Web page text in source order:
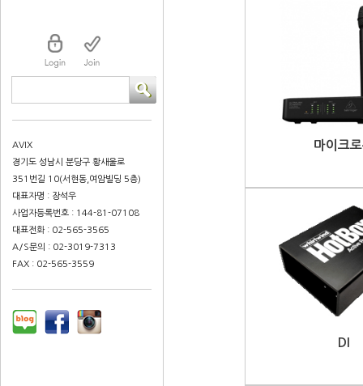
AVIX
경기도 성남시 분당구 황새울로
351번길 10(서현동,여암빌딩 5층)
대표자명 : 장석우
사업자등록번호 : 144-81-07108
대표전화 : 02-565-3565
A/S문의 : 02-3019-7313
FAX : 02-565-3559
마이크
DI